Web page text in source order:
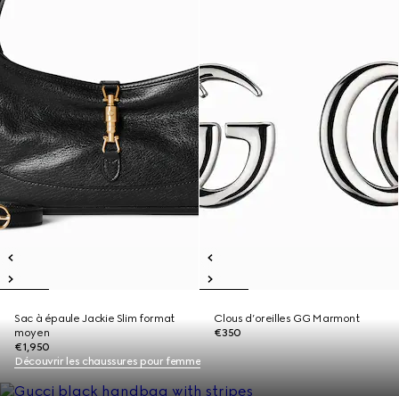
Sac à épaule Jackie Slim format
moyen
€1,950
Clous d’oreilles GG Marmont
€350
Découvrir les chaussures pour femme